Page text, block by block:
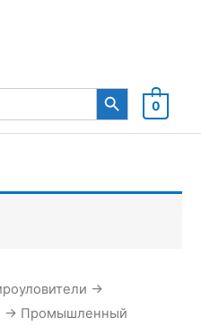
Search Button
0
→
→ Промышленный